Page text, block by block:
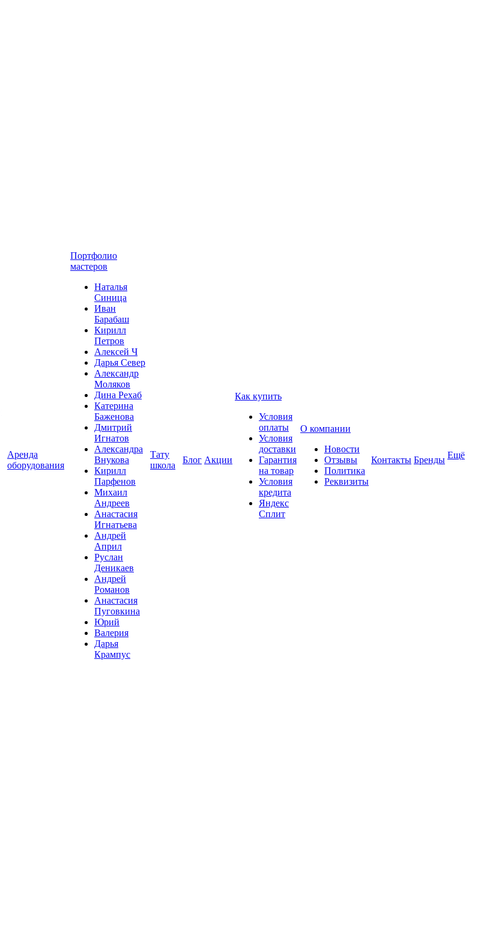
Аренда
оборудования
Портфолио
мастеров
Наталья
Синица
Иван
Барабаш
Кирилл
Петров
Алексей Ч
Дарья Север
Александр
Моляков
Дина Рехаб
Катерина
Баженова
Дмитрий
Игнатов
Александра
Внукова
Кирилл
Парфенов
Михаил
Андреев
Анастасия
Игнатьева
Андрей
Април
Руслан
Деникаев
Андрей
Романов
Анастасия
Пуговкина
Юрий
Валерия
Дарья
Крампус
Тату
школа
Блог Акции
Как купить
Условия
оплаты
Условия
доставки
Гарантия
на товар
Условия
кредита
Яндекс
Сплит
О компании
Новости
Отзывы
Политика
Реквизиты
Контакты Бренды Ещё